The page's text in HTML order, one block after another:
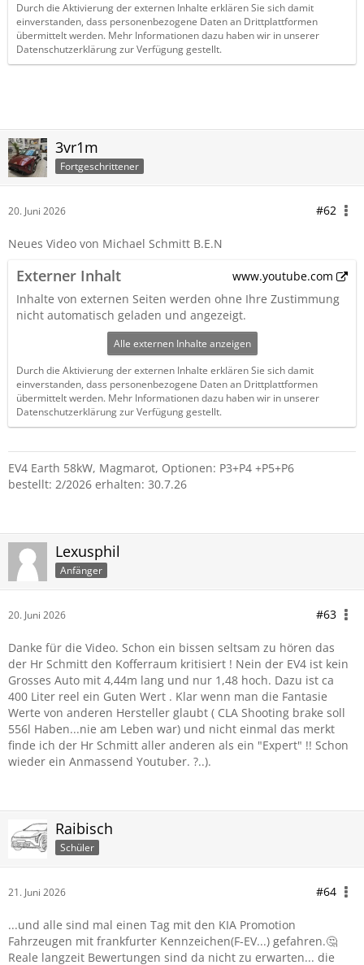
Durch die Aktivierung der externen Inhalte erklären Sie sich damit
einverstanden, dass personenbezogene Daten an Drittplattformen
übermittelt werden. Mehr Informationen dazu haben wir in unserer
Datenschutzerklärung zur Verfügung gestellt.
3vr1m
Fortgeschrittener
20. Juni 2026 #62
Neues Video von Michael Schmitt B.E.N
Externer Inhalt
www.youtube.com
Inhalte von externen Seiten werden ohne Ihre Zustimmung
nicht automatisch geladen und angezeigt.
Alle externen Inhalte anzeigen
Durch die Aktivierung der externen Inhalte erklären Sie sich damit
einverstanden, dass personenbezogene Daten an Drittplattformen
übermittelt werden. Mehr Informationen dazu haben wir in unserer
Datenschutzerklärung zur Verfügung gestellt.
EV4 Earth 58kW, Magmarot, Optionen: P3+P4 +P5+P6
bestellt: 2/2026 erhalten: 30.7.26
Lexusphil
Anfänger
20. Juni 2026 #63
Danke für die Video. Schon ein bissen seltsam zu hören das
der Hr Schmitt den Kofferraum kritisiert ! Nein der EV4 ist kein
Grosses Auto mit 4,44m lang und nur 1,48 hoch. Dazu ist ca
400 Liter reel ein Guten Wert . Klar wenn man die Fantasie
Werte von anderen Hersteller glaubt ( CLA Shooting brake soll
556l Haben...nie am Leben war) und nicht einmal das merkt
finde ich der Hr Schmitt aller anderen als ein "Expert" !! Schon
wieder ein Anmassend Youtuber. ?..).
Raibisch
Schüler
21. Juni 2026 #64
...und alle sind mal einen Tag mit den KIA Promotion
Fahrzeugen mit frankfurter Kennzeichen(F-EV...) gefahren.🤔
Reale langzeit Bewertungen sind da nicht zu erwarten... die